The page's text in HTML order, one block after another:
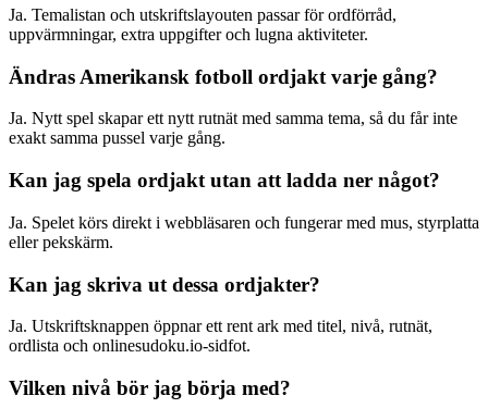
Ja. Temalistan och utskriftslayouten passar för ordförråd,
uppvärmningar, extra uppgifter och lugna aktiviteter.
Ändras Amerikansk fotboll ordjakt varje gång?
Ja. Nytt spel skapar ett nytt rutnät med samma tema, så du får inte
exakt samma pussel varje gång.
Kan jag spela ordjakt utan att ladda ner något?
Ja. Spelet körs direkt i webbläsaren och fungerar med mus, styrplatta
eller pekskärm.
Kan jag skriva ut dessa ordjakter?
Ja. Utskriftsknappen öppnar ett rent ark med titel, nivå, rutnät,
ordlista och onlinesudoku.io-sidfot.
Vilken nivå bör jag börja med?